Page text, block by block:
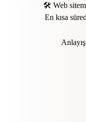
🛠️ Web
En kısa